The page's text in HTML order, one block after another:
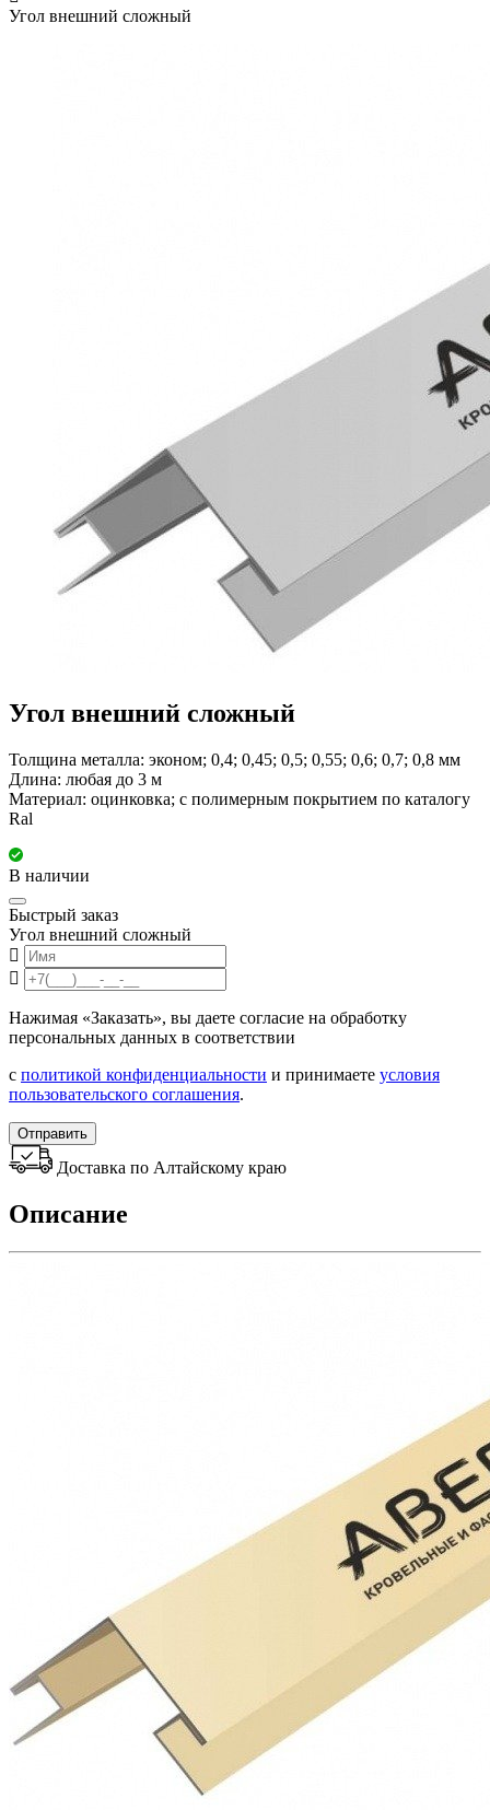
Угол внешний сложный
Угол внешний сложный
Толщина металла: эконом; 0,4; 0,45; 0,5; 0,55; 0,6; 0,7; 0,8 мм
Длина: любая до 3 м
Материал: оцинковка; с полимерным покрытием по каталогу
Ral
В наличии
Быстрый заказ
Угол внешний сложный
Нажимая «Заказать», вы даете согласие на обработку
персональных данных в соответствии
с политикой конфиденциальности и принимаете условия
пользовательского соглашения.
Отправить
Доставка по Алтайскому краю
Описание